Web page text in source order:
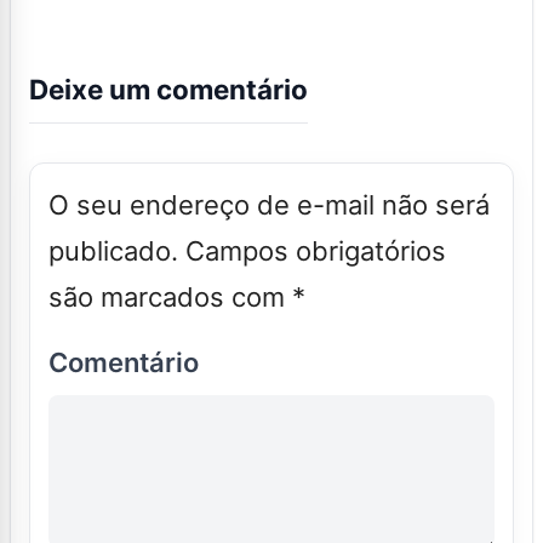
Deixe um comentário
O seu endereço de e-mail não será
publicado. Campos obrigatórios
são marcados com *
Comentário